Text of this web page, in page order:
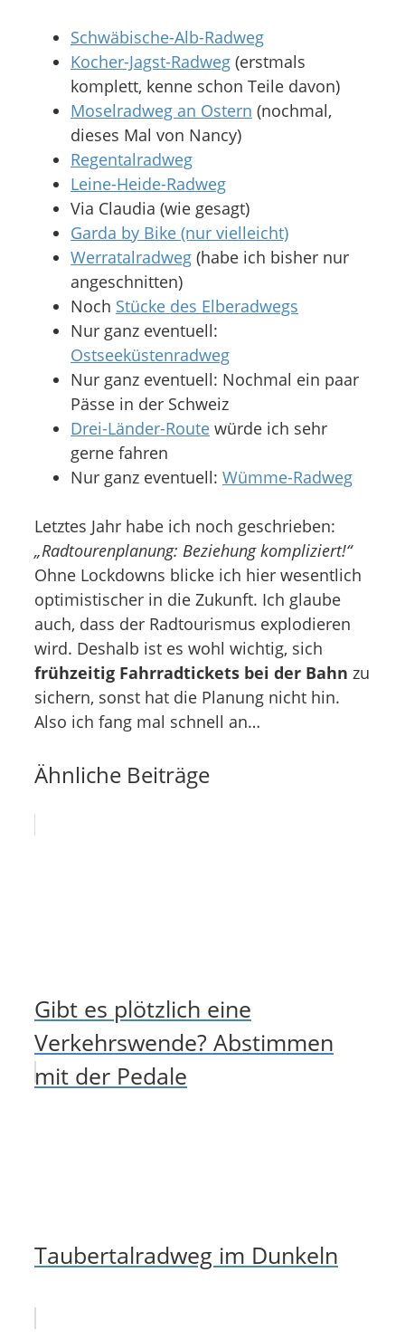
Schwäbische-Alb-Radweg
Kocher-Jagst-Radweg (erstmals
komplett, kenne schon Teile davon)
Moselradweg an Ostern (nochmal,
dieses Mal von Nancy)
Regentalradweg
Leine-Heide-Radweg
Via Claudia (wie gesagt)
Garda by Bike (nur vielleicht)
Werratalradweg (habe ich bisher nur
angeschnitten)
Noch Stücke des Elberadwegs
Nur ganz eventuell:
Ostseeküstenradweg
Nur ganz eventuell: Nochmal ein paar
Pässe in der Schweiz
Drei-Länder-Route würde ich sehr
gerne fahren
Nur ganz eventuell: Wümme-Radweg
Letztes Jahr habe ich noch geschrieben:
„Radtourenplanung: Beziehung kompliziert!“
Ohne Lockdowns blicke ich hier wesentlich
optimistischer in die Zukunft. Ich glaube
auch, dass der Radtourismus explodieren
wird. Deshalb ist es wohl wichtig, sich
frühzeitig Fahrradtickets bei der Bahn zu
sichern, sonst hat die Planung nicht hin.
Also ich fang mal schnell an…
Ähnliche Beiträge
Gibt es plötzlich eine
Verkehrswende? Abstimmen
mit der Pedale
Taubertalradweg im Dunkeln